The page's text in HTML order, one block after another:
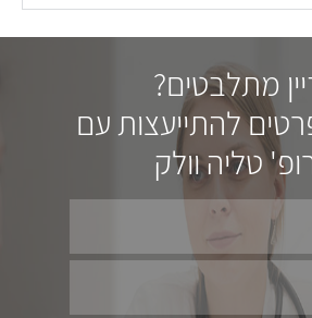
מתלבטים?
להתייעצות עם
טליה וולק